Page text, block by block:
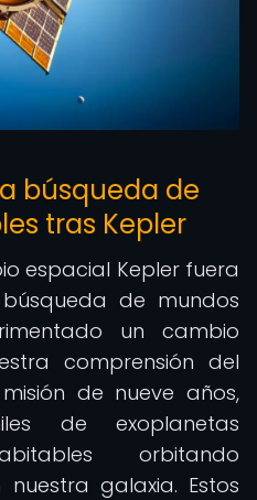
búsqueda de
tras Kepler
espacial Kepler fuera
de mundos
un cambio
comprensión del
de nueve años,
de exoplanetas
orbitando
galaxia. Estos